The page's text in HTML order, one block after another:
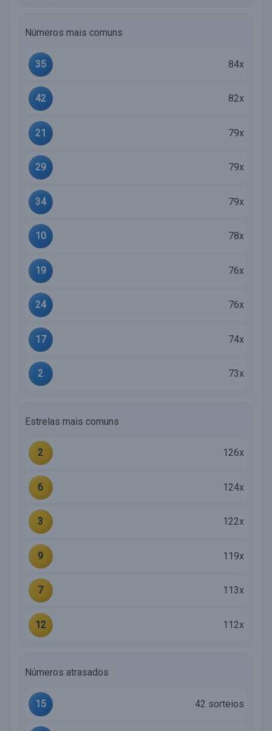
Números mais comuns
35 84x
42 82x
21 79x
29 79x
34 79x
10 78x
19 76x
24 76x
17 74x
2 73x
Estrelas mais comuns
2 126x
6 124x
3 122x
9 119x
7 113x
12 112x
Números atrasados
15 42 sorteios